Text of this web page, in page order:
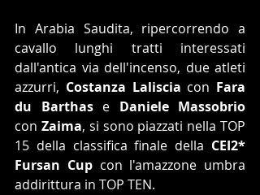
In Arabia Saudita, ripercorrendo a
cavallo lunghi tratti interessati
dall'antica via dell'incenso, due atleti
azzurri, Costanza Laliscia con Fara
du Barthas e Daniele Massobrio
con Zaima, si sono piazzati nella TOP
15 della classifica finale della CEI2*
Fursan Cup con l'amazzone umbra
addirittura in TOP TEN.